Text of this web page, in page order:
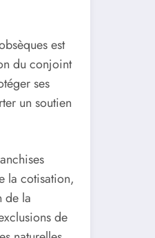
est
du conjoint
ses
un soutien
la cotisation,
de la
de